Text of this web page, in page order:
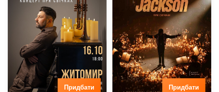
Придбати Придбати